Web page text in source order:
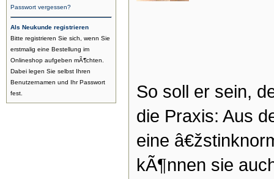
Passwort vergessen?
Als Neukunde registrieren
Bitte registrieren Sie sich, wenn Sie
erstmalig eine Bestellung im
Onlineshop aufgeben mÃ¶chten.
Dabei legen Sie selbst Ihren
Benutzernamen und Ihr Passwort
fest.
So soll er sein,
die Praxis: Aus
eine
kÃ¶nnen sie